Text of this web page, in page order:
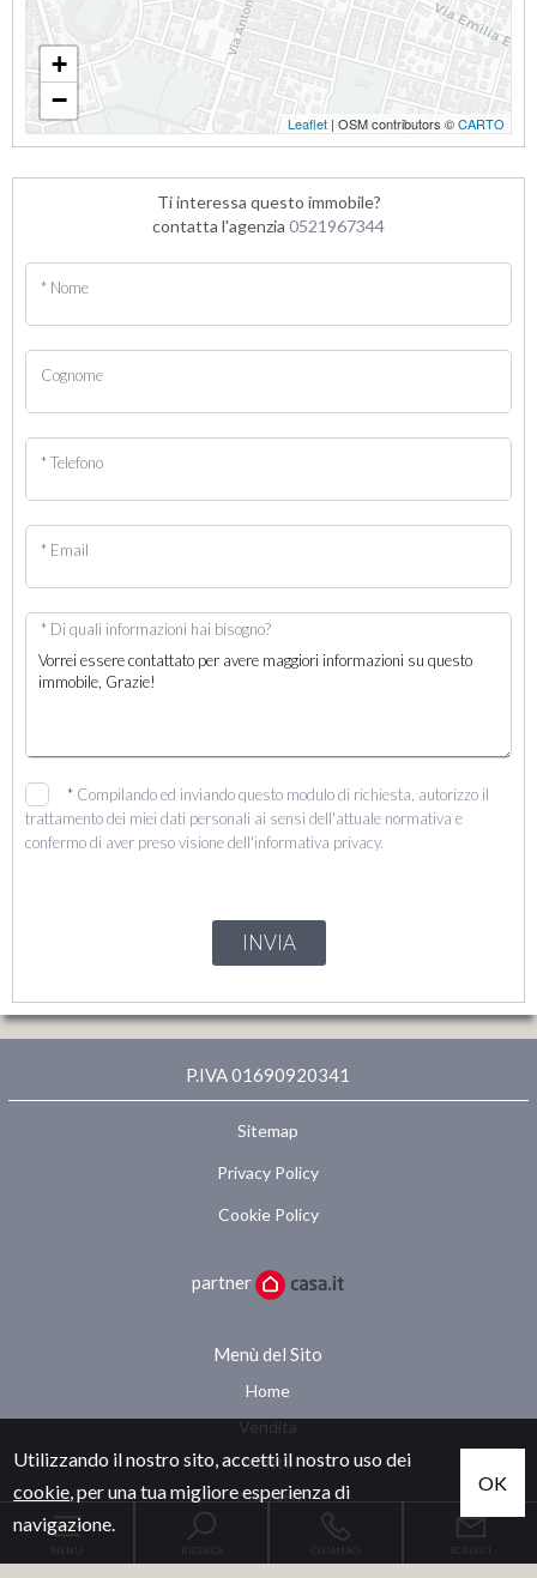
+
−
Leaflet | OSM contributors ©CARTO
Ti interessa questo immobile?
contatta l'agenzia 0521967344
* Nome
Cognome
* Telefono
* Email
* Di quali informazioni hai bisogno?
* Compilando ed inviando questo modulo di richiesta, autorizzo il
trattamento dei miei dati personali ai sensi dell'attuale normativa e
confermo di aver preso visione dell'informativa privacy.
INVIA
P.IVA 01690920341
Sitemap
Privacy Policy
Cookie Policy
partner
Menù del Sito
Home
Vendita
Affitto
Contatti
Utilizzando il nostro sito, accetti il nostro uso dei
cookie, per una tua migliore esperienza di
navigazione.
OK